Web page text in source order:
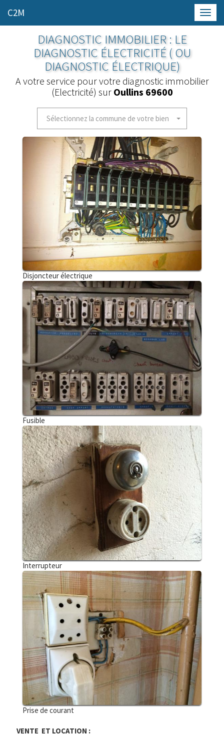
C2M
DIAGNOSTIC IMMOBILIER : LE
DIAGNOSTIC ÉLECTRICITÉ ( OU
DIAGNOSTIC ÉLECTRIQUE)
A votre service pour votre diagnostic immobilier
(Electricité) sur Oullins 69600
Sélectionnez la commune de votre bien
Disjoncteur électrique
Fusible
Interrupteur
Prise de courant
VENTE ET LOCATION :